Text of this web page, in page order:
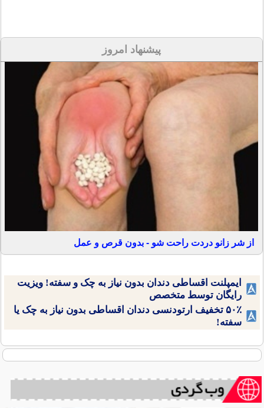
پیشنهاد امروز
از شر زانو دردت راحت شو - بدون قرص و عمل
ایمپلنت اقساطی دندان بدون نیاز به چک و سفته! ویزیت
رایگان توسط متخصص
۵۰٪ تخفیف ارتودنسی دندان اقساطی بدون نیاز به چک یا
سفته!